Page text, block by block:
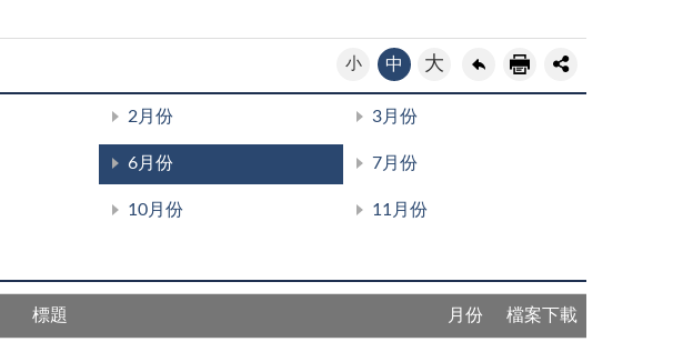
小 中 大
2月份 3月份
6月份 7月份
10月份 11月份
標題 月份 檔案下載